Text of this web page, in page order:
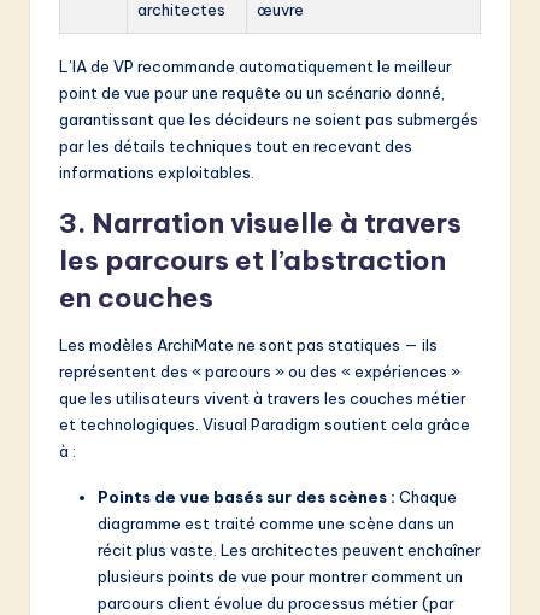
architectes œuvre
L’IA de VP recommande automatiquement le meilleur
point de vue pour une requête ou un scénario donné,
garantissant que les décideurs ne soient pas submergés
par les détails techniques tout en recevant des
informations exploitables.
3. Narration visuelle à travers
les parcours et l’abstraction
en couches
Les modèles ArchiMate ne sont pas statiques — ils
représentent des « parcours » ou des « expériences »
que les utilisateurs vivent à travers les couches métier
et technologiques. Visual Paradigm soutient cela grâce
à :
Points de vue basés sur des scènes : Chaque
diagramme est traité comme une scène dans un
récit plus vaste. Les architectes peuvent enchaîner
plusieurs points de vue pour montrer comment un
parcours client évolue du processus métier (par